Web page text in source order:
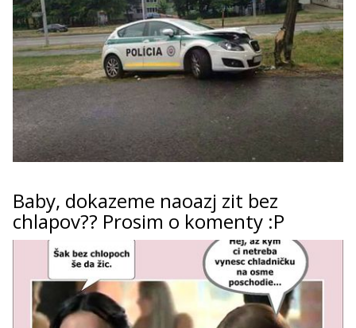
Baby, dokazeme naoazj zit bez
chlapov?? Prosim o komenty :P